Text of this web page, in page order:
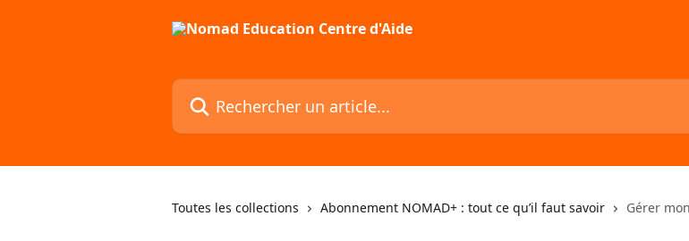
Rechercher un article...
Toutes les collections Abonnement NOMAD+ : tout ce qu’il faut savoir Gérer